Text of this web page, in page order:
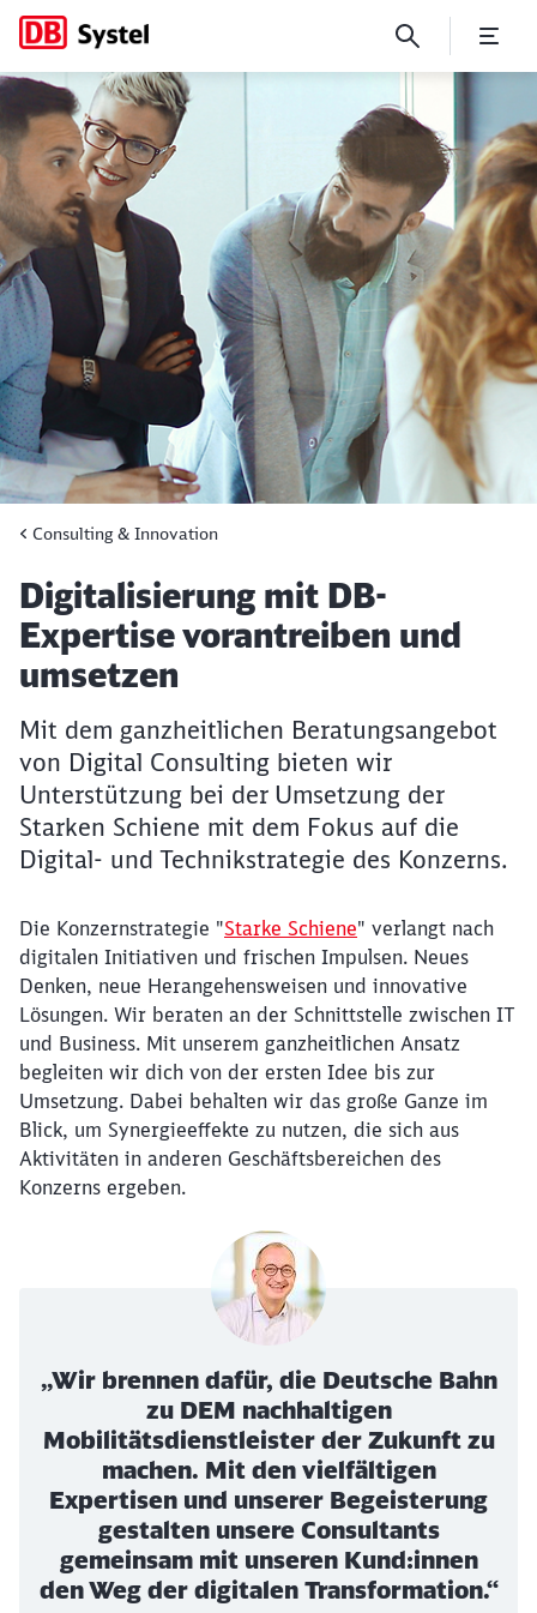
Digitalisierung mit DB-
Consulting & Innovation
Artikel:
Digitalisierung mit DB-
Expertise vorantreiben und
umsetzen
Mit dem ganzheitlichen Beratungsangebot
von Digital Consulting bieten wir
Unterstützung bei der Umsetzung der
Starken Schiene mit dem Fokus auf die
Digital- und Technikstrategie des Konzerns.
Die Konzernstrategie "Starke Schiene" verlangt nach
digitalen Initiativen und frischen Impulsen. Neues
Denken, neue Herangehensweisen und innovative
Lösungen. Wir beraten an der Schnittstelle zwischen IT
und Business. Mit unserem ganzheitlichen Ansatz
begleiten wir dich von der ersten Idee bis zur
Umsetzung. Dabei behalten wir das große Ganze im
Blick, um Synergieeffekte zu nutzen, die sich aus
Aktivitäten in anderen Geschäftsbereichen des
Konzerns ergeben.
„Wir brennen dafür, die Deutsche Bahn
zu DEM nachhaltigen
Mobilitätsdienstleister der Zukunft zu
machen. Mit den vielfältigen
Expertisen und unserer Begeisterung
gestalten unsere Consultants
gemeinsam mit unseren Kund:innen
den Weg der digitalen Transformation.“